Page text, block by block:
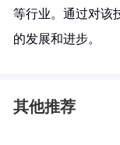
等行业。通过对该
的发展和进步。
其他推荐